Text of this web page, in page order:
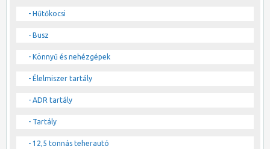
- Hűtőkocsi
- Busz
- Könnyű és nehézgépek
- Élelmiszer tartály
- ADR tartály
- Tartály
- 12,5 tonnás teherautó